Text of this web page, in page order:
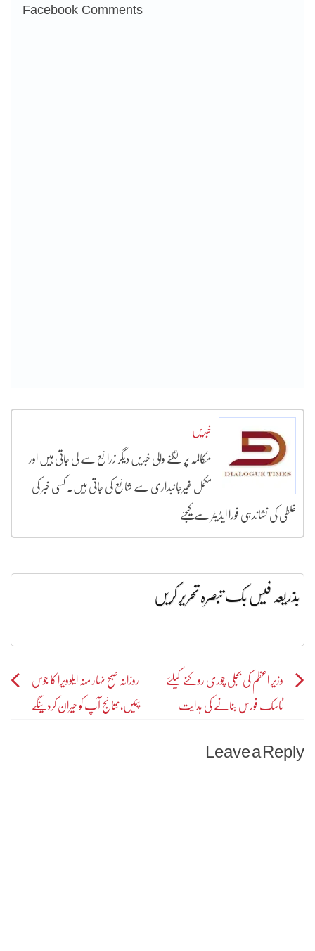
Facebook Comments
خبریں
مکالمہ پر لگنے والی خبریں دیگر زرائع سے لی جاتی ہیں اور
مکمل غیرجانبداری سے شائع کی جاتی ہیں۔ کسی خبر کی
غلطی کی نشاندہی فورا ایڈیٹر سے کیجئے
بذریعہ فیس بک تبصرہ تحریر کریں
Post
navigation
وزیر اعظم کی بجلی چوری روکنے کیلئے
ٹاسک فورس بنانے کی ہدایت
روزانہ صبح نہار منہ ایلوویرا کا جوس
پئیں، نتائج آپ کو حیران کردینگے
Leave a Reply